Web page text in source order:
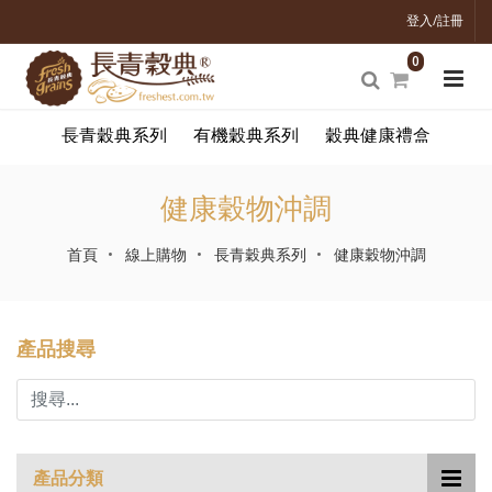
登入/註冊
0
長青穀典系列 有機穀典系列 穀典健康禮盒
健康穀物沖調
首頁 線上購物 長青穀典系列 健康穀物沖調
產品搜尋
產品分類